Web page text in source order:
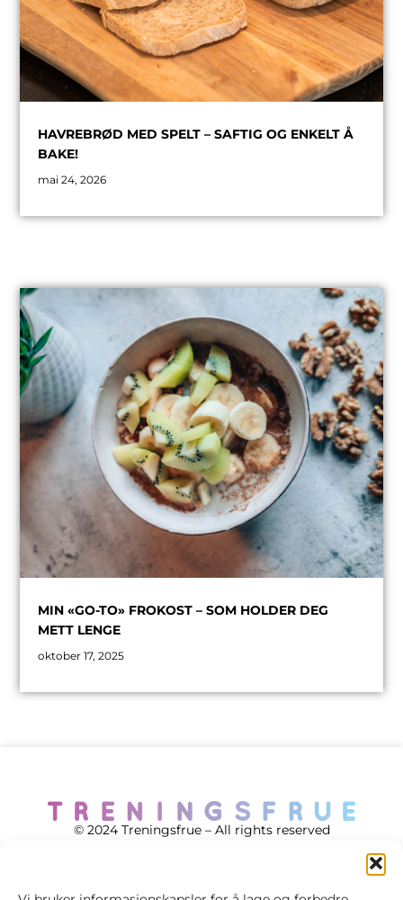
HAVREBRØD MED SPELT – SAFTIG OG ENKELT Å
BAKE!
mai 24, 2026
MIN «GO-TO» FROKOST – SOM HOLDER DEG
METT LENGE
oktober 17, 2025
© 2024 Treningsfrue – All rights reserved